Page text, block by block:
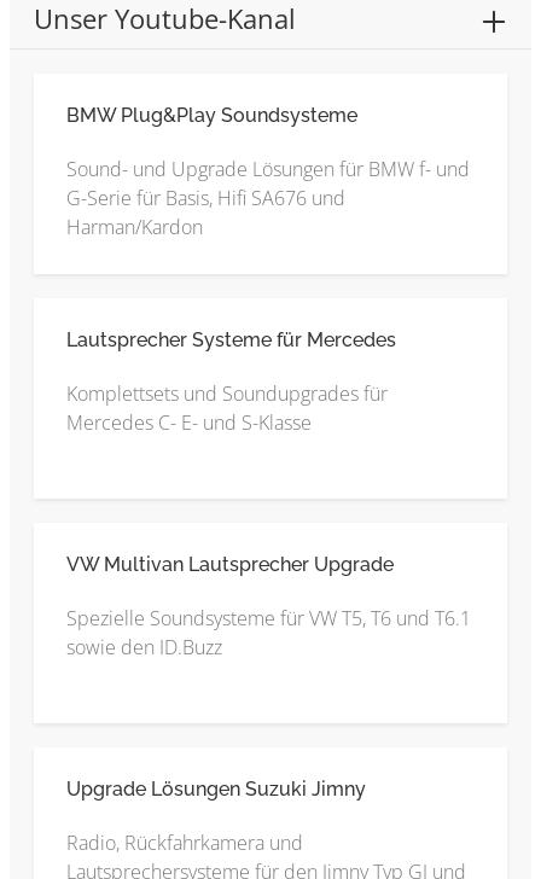
Unser Youtube-Kanal
BMW Plug&Play Soundsysteme
Sound- und Upgrade Lösungen für BMW f- und
G-Serie für Basis, Hifi SA676 und
Harman/Kardon
Lautsprecher Systeme für Mercedes
Komplettsets und Soundupgrades für
Mercedes C- E- und S-Klasse
VW Multivan Lautsprecher Upgrade
Spezielle Soundsysteme für VW T5, T6 und T6.1
sowie den ID.Buzz
Upgrade Lösungen Suzuki Jimny
Radio, Rückfahrkamera und
Lautsprechersysteme für den Jimny Typ GJ und